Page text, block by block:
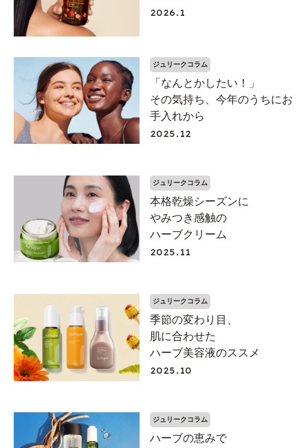
2026.1
ジュリークコラム
「なんとかしたい！」
その気持ち、今年のうちにお
手入れから
2025.12
ジュリークコラム
本格乾燥シーズンに
やみつき感触の
ハーブクリーム
2025.11
ジュリークコラム
季節の変わり目、
肌に合わせた
ハーブ美容液のススメ
2025.10
ジュリークコラム
ハーブの恵みで